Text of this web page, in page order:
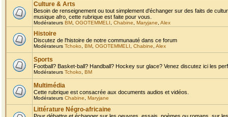
Culture & Arts
Besoin de renseignement ou tout simplement d'échanger sur des faits de
musique afro, cette rubrique est faite pour vous.
Modérateurs BM OGOTEMMELI Chabine Maryjane Alex
Histoire
Discutez de l'histoire de notre communauté dans ce forum
Modérateurs Tchoko BM OGOTEMMELI Chabine Alex
Sports
Football? Basket-ball? Handball? Hockey sur glace? Venez discutez ici les
Modérateurs Tchoko BM
Multimédia
Cette rubrique est consacrée aux documents audios et vidéos.
Modérateurs Chabine Maryjane
Littérature Négro-africaine